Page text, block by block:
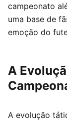
campeonato
uma base de
emoção do
A
A evolução